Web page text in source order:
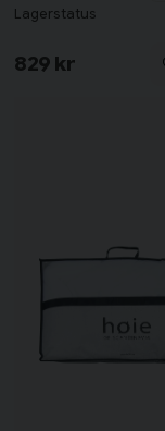
Lagerstatus
829 kr